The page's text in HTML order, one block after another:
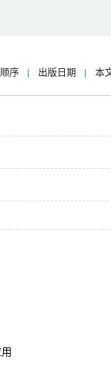
序 出版日期 本